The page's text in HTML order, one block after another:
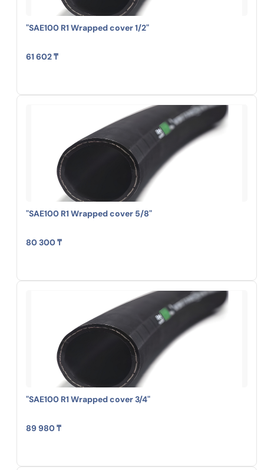
"SAE100 R1 Wrapped cover 1/2"
61 602 ₸
"SAE100 R1 Wrapped cover 5/8"
80 300 ₸
"SAE100 R1 Wrapped cover 3/4"
89 980 ₸